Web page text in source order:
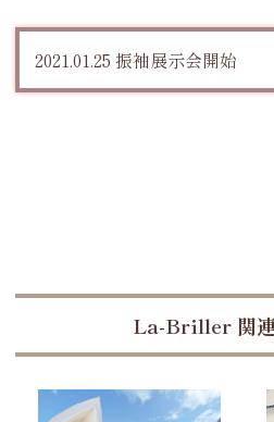
2021.01.25 振袖展示会開始
La-Briller 関